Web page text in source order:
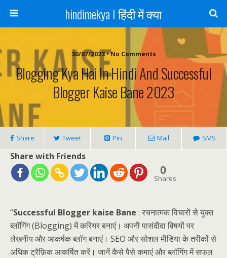
hindimekya I हिंदी में क्या
30/07/2023 • No Comments
Blogging Kya Hai In Hindi And Successful
Blogger Kaise Bane 2023
Share Tweet Pin Mail SMS
Share with Friends
0
Shares
“Successful Blogger kaise Bane : रचनात्मक विचारों से युक्त
ब्लॉगिंग (Blogging) में करियर बनाएं। अपनी पासंदीदा विषयों पर
लेखनीय और आकर्षक ब्लॉग बनाएं। SEO और सोशल मीडिया के तरीकों से
अधिक ट्रैफ़िक आकर्षित करें। जानें कैसे पैसे कमाएं और ब्लॉगिंग में सफल